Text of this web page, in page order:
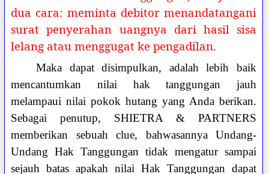
dua cara: meminta debitor menandatangani
surat penyerahan uangnya dari hasil sisa
lelang atau menggugat ke pengadilan.
Maka dapat disimpulkan, adalah lebih baik
mencantumkan nilai hak tanggungan jauh
melampaui nilai pokok hutang yang Anda berikan.
Sebagai penutup, SHIETRA & PARTNERS
memberikan sebuah clue, bahwasannya Undang-
Undang Hak Tanggungan tidak mengatur sampai
sejauh batas apakah nilai Hak Tanggungan dapat